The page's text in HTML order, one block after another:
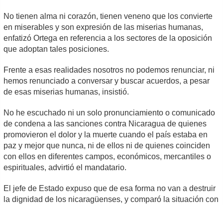
No tienen alma ni corazón, tienen veneno que los convierte
en miserables y son expresión de las miserias humanas,
enfatizó Ortega en referencia a los sectores de la oposición
que adoptan tales posiciones.
Frente a esas realidades nosotros no podemos renunciar, ni
hemos renunciado a conversar y buscar acuerdos, a pesar
de esas miserias humanas, insistió.
No he escuchado ni un solo pronunciamiento o comunicado
de condena a las sanciones contra Nicaragua de quienes
promovieron el dolor y la muerte cuando el país estaba en
paz y mejor que nunca, ni de ellos ni de quienes coinciden
con ellos en diferentes campos, económicos, mercantiles o
espirituales, advirtió el mandatario.
El jefe de Estado expuso que de esa forma no van a destruir
la dignidad de los nicaragüenses, y comparó la situación con